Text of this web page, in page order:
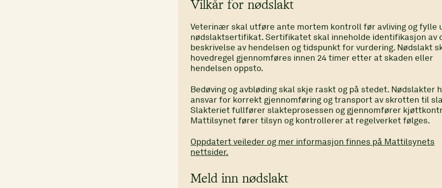
Vilkår for nødslakt
Veterinær skal utføre ante mortem kontroll før avliving og fylle
nødslaktsertifikat. Sertifikatet skal inneholde identifikasjon av
beskrivelse av hendelsen og tidspunkt for vurdering. Nødslakt
hovedregel gjennomføres innen 24 timer etter at skaden eller
hendelsen oppsto.
Bedøving og avbløding skal skje raskt og på stedet. Nødslakter
ansvar for korrekt gjennomføring og transport av skrotten til
Slakteriet fullfører slakteprosessen og gjennomfører
Mattilsynet fører tilsyn og kontrollerer at regelverket følges.
Oppdatert veileder og mer informasjon finnes på Mattilsynets
nettsider.
Meld inn nødslakt